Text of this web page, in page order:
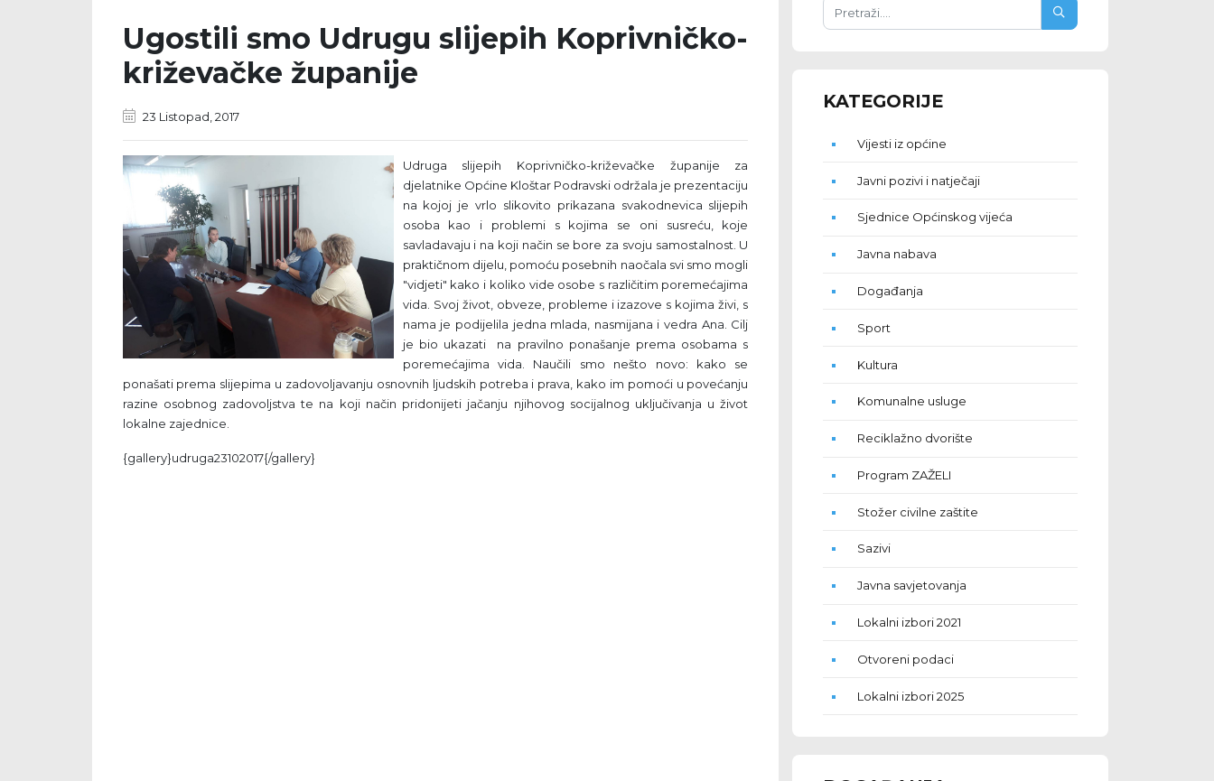
Ugostili smo Udrugu slijepih Koprivničko-
križevačke županije
23 Listopad, 2017
Udruga slijepih Koprivničko-križevačke županije za
djelatnike Općine Kloštar Podravski održala je prezentaciju
na kojoj je vrlo slikovito prikazana svakodnevica slijepih
osoba kao i problemi s kojima se oni susreću, koje
savladavaju i na koji način se bore za svoju samostalnost. U
praktičnom dijelu, pomoću posebnih naočala svi smo mogli
"vidjeti" kako i koliko vide osobe s različitim poremećajima
vida. Svoj život, obveze, probleme i izazove s kojima živi, s
nama je podijelila jedna mlada, nasmijana i vedra Ana. Cilj
je bio ukazati na pravilno ponašanje prema osobama s
poremećajima vida. Naučili smo nešto novo: kako se
ponašati prema slijepima u zadovoljavanju osnovnih ljudskih potreba i prava, kako im pomoći u povećanju
razine osobnog zadovoljstva te na koji način pridonijeti jačanju njihovog socijalnog uključivanja u život
lokalne zajednice.
{gallery}udruga23102017{/gallery}
KATEGORIJE
Vijesti iz općine
Javni pozivi i natječaji
Sjednice Općinskog vijeća
Javna nabava
Događanja
Sport
Kultura
Komunalne usluge
Reciklažno dvorište
Program ZAŽELI
Stožer civilne zaštite
Sazivi
Javna savjetovanja
Lokalni izbori 2021
Otvoreni podaci
Lokalni izbori 2025